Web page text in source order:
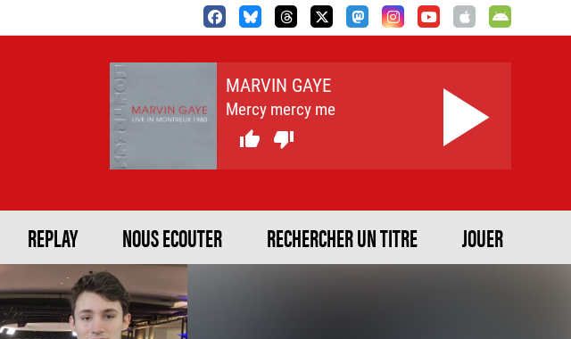
MARVIN GAYE
Mercy mercy me
 
REPLAY NOUS ECOUTER RECHERCHER UN TITRE JOUER